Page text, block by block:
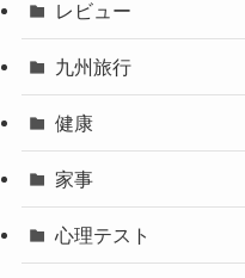
レビュー
九州旅行
健康
家事
心理テスト